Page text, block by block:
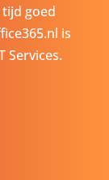
goed
is
Services.